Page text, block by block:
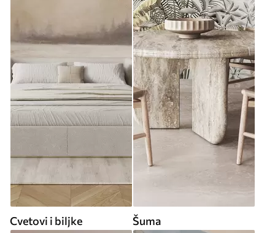
Cvetovi i biljke Šuma